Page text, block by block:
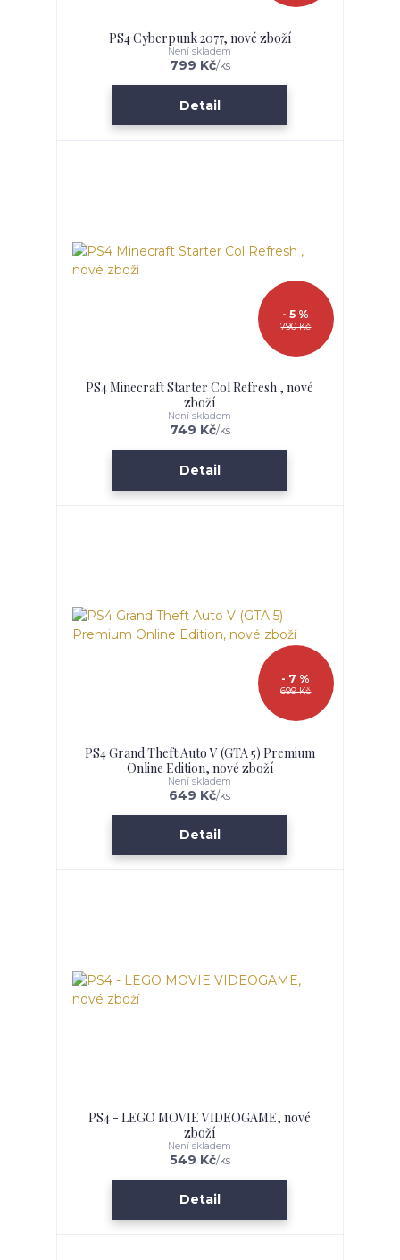
PS4 Cyberpunk 2077, nové zboží
799 Kč/ks
Není skladem
Detail
790 Kč
- 5 %
PS4 Minecraft Starter Col Refresh , nové
zboží
749 Kč/ks
Není skladem
Detail
699 Kč
- 7 %
PS4 Grand Theft Auto V (GTA 5) Premium
Online Edition, nové zboží
649 Kč/ks
Není skladem
Detail
PS4 - LEGO MOVIE VIDEOGAME, nové
zboží
549 Kč/ks
Není skladem
Detail